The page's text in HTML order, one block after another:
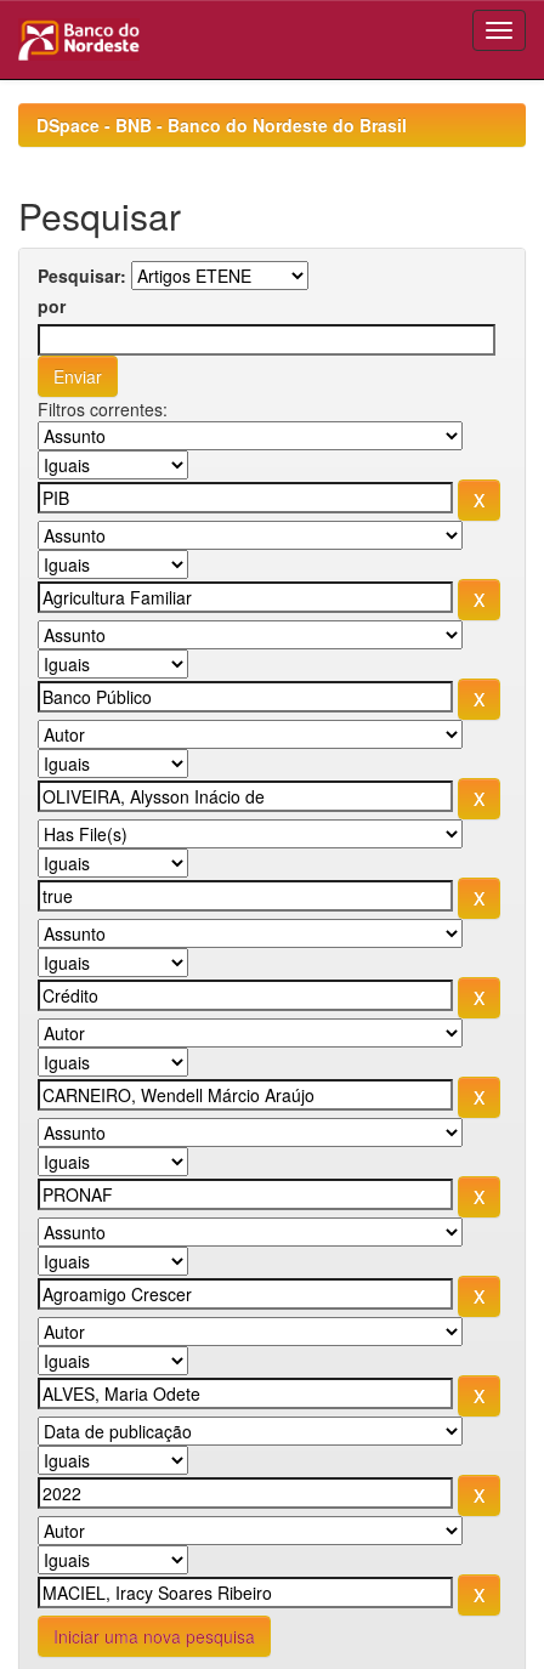
navigationDSpace - BNB - Banco do Nordeste do Brasil
Pesquisar
Pesquisar:
por
Filtros correntes:
Iniciar uma nova pesquisa